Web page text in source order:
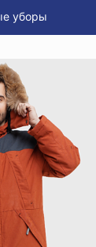
уборы